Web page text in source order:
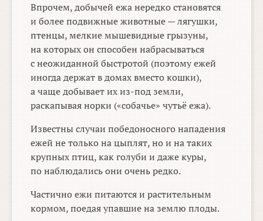
Впрочем, добычей ежа нередко становятся
и более подвижные животные — лягушки,
птенцы, мелкие мышевидные грызуны,
на которых он способен набрасываться
с неожиданной быстротой (поэтому ежей
иногда держат в домах вместо кошки),
а чаще добывает их из-под земли,
раскапывая норки («собачье» чутьё ежа).
Известны случаи победоносного нападения
ежей не только на цыплят, но и на таких
крупных птиц, как голуби и даже куры,
по наблюдались они очень редко.
Частично ежи питаются и растительным
кормом, поедая упавшие на землю плоды.